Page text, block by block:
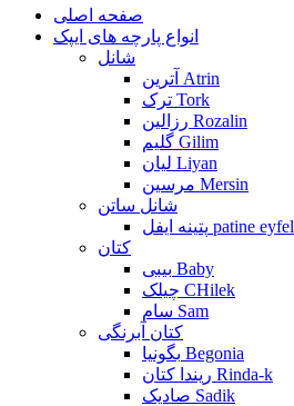
صفحه اصلی
انواع پارچه های ایپک
شانل
آترین Atrin
ترک Tork
رزالین Rozalin
گلیم Gilim
لیان Liyan
مرسین Mersin
شانل ساتن
پتینه ایفل patine eyfel
کتان
بیبی Baby
چیلک CHilek
سام Sam
کتان آبرنگی
بگونیا Begonia
ریندا کتان Rinda-k
صادیک Sadik